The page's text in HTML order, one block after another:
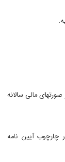
مالی سالانه
چارچوب‏ آیین نامه